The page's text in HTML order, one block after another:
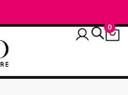
0